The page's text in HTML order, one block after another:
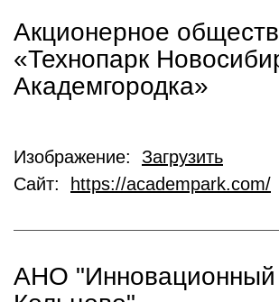
Акционерное
«Технопарк
Академгородка»
Изображение: Загрузить
Сайт:
https://academpark.com/
АНО "Инновационный